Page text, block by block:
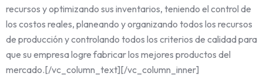
recursos y optimizando sus inventarios, teniendo el control de
los costos reales, planeando y organizando todos los recursos
de producción y controlando todos los criterios de calidad para
que su empresa logre fabricar los mejores productos del
mercado.[/vc_column_text][/vc_column_inner]